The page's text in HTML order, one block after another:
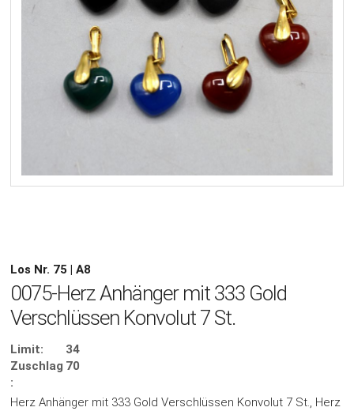
Los Nr. 75 | A8
0075-Herz Anhänger mit 333 Gold
Verschlüssen Konvolut 7 St.
Limit:
34
Zuschlag
:
70
Herz Anhänger mit 333 Gold Verschlüssen Konvolut 7 St., Herz